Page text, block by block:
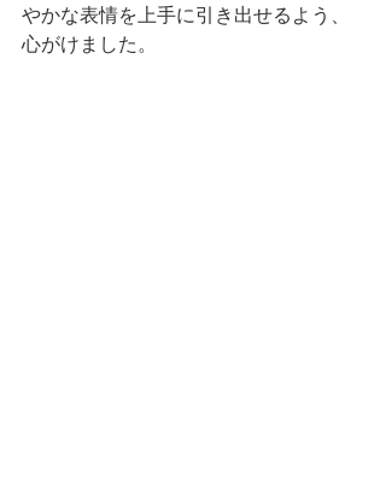
やかな表情を上手に引き出せるよう、
心がけました。